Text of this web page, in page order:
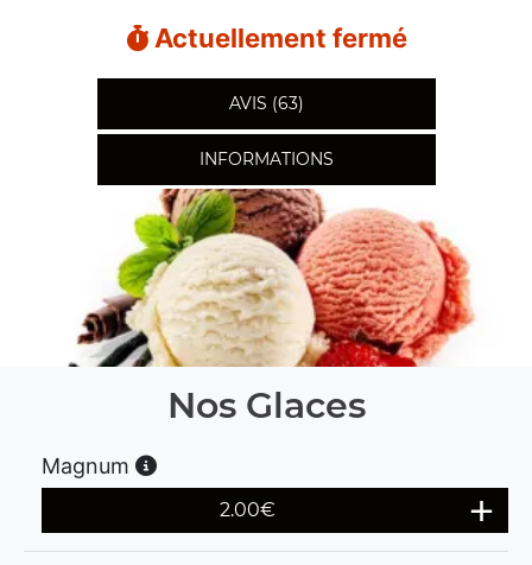
Actuellement fermé
AVIS (63)
INFORMATIONS
Nos Glaces
Magnum
2.00€